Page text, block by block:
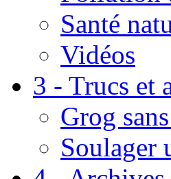
Santé
Vidéos
3 - Trucs et
Grog
Soulager